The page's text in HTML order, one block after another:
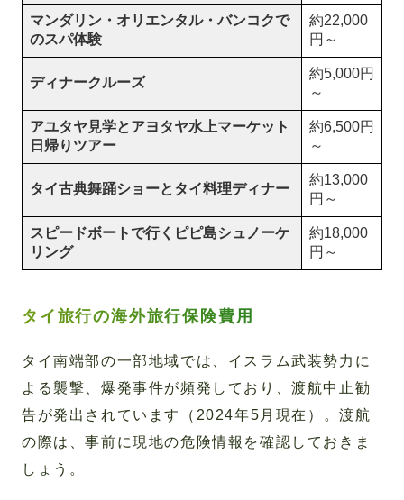
マンダリン・オリエンタル・バンコクで
のスパ体験
約22,000
円～
ディナークルーズ
約5,000円
～
アユタヤ見学とアヨタヤ水上マーケット
日帰りツアー
約6,500円
～
タイ古典舞踊ショーとタイ料理ディナー
約13,000
円～
スピードボートで行くピピ島シュノーケ
リング
約18,000
円～
タイ旅行の海外旅行保険費用
タイ南端部の一部地域では、イスラム武装勢力に
よる襲撃、爆発事件が頻発しており、渡航中止勧
告が発出されています（2024年5月現在）。渡航
の際は、事前に現地の危険情報を確認しておきま
しょう。